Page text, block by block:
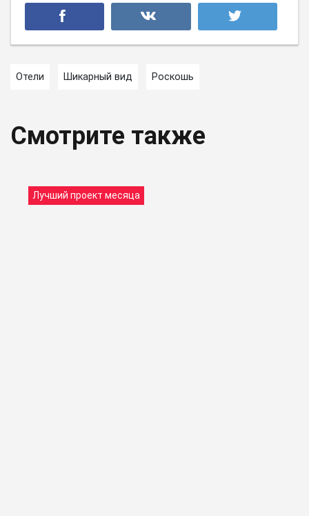
Отели Шикарный вид Роскошь
Смотрите также
Лучший проект месяца